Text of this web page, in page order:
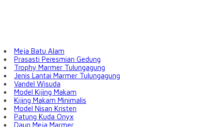
Meja Batu Alam
Prasasti Peresmian Gedung
Trophy Marmer Tulungagung
Jenis Lantai Marmer Tulungagung
Vandel Wisuda
Model Kijing Makam
Kijing Makam Minimalis
Model Nisan Kristen
Patung Kuda Onyx
Daun Meja Marmer